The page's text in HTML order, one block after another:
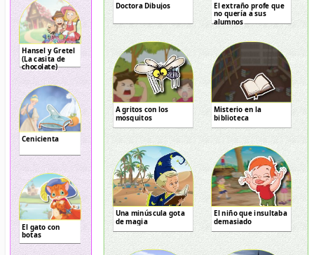
Hansel y Gretel
(La casita de
chocolate)
Cenicienta
El gato con
botas
Doctora Dibujos
El extraño profe que
no quería a sus
alumnos
A gritos con los
mosquitos
Misterio en la
biblioteca
Una minúscula gota
de magia
El niño que insultaba
demasiado